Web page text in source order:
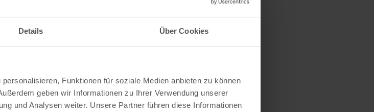
Details Über Cookies
Funktionen für soziale Medien anbieten zu können
geben wir Informationen zu Ihrer Verwendung unserer
und Analysen weiter. Unsere Partner führen diese Informationen